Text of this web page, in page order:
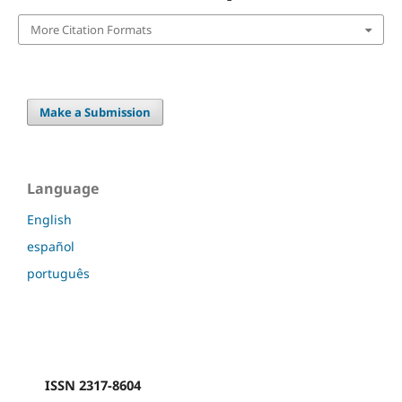
More Citation Formats
Make a Submission
Language
English
español
português
ISSN 2317-8604